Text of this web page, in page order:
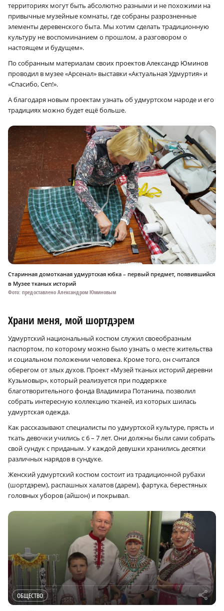
территориях могут быть абсолютно разными и не похожими на
привычные музейные комнаты, где собраны разрозненные
элементы деревенского быта. Мы хотим сделать традиционную
культуру не воспоминанием о прошлом, а разговором о
настоящем и будущем».
По собранным материалам своих проектов Александр Юминов
проводил в музее «Арсенал» выставки «Актуальная Удмуртия» и
«Спасибо, Сеп!».
А благодаря новым проектам узнать об удмуртском народе и его
традициях можно будет ещё больше.
Старинная домотканая удмуртская юбка – первый предмет, появившийся
в Музее тканых историй
Фото: предоставлено Александром Юминовым
Храни меня, мой шортдэрем
Удмуртский национальный костюм служил своеобразным
паспортом, по которому можно было узнать о месте жительства
и социальном положении человека. Кроме того, он считался
оберегом от злых духов. Проект «Музей тканых историй деревни
Кузьмовыр», который реализуется при поддержке
благотворительного фонда Владимира Потанина, позволил
собрать интересную коллекцию тканей, из которых шилась
удмуртская одежда.
Как рассказывают специалисты по удмуртской культуре, прясть и
ткать девочки учились с 6 – 7 лет. Они должны были сами собрать
свой сундук с приданым. У каждой девушки хранились десятки
различных нарядов в сундуке.
Женский удмуртский костюм состоит из традиционной рубахи
(шортдэрем), распашных халатов (дарем), фартука, берестяных
головных уборов (айшон) и покрывал.
ОБЩЕСТВО r